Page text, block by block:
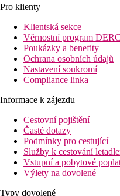
Pro klienty
Klientská sekce
Věrnostní program
Poukázky a benefity
Ochrana osobních údajů
Nastavení soukromí
Compliance linka
Informace k zájezdu
Cestovní pojištění
Časté dotazy
Podmínky pro cestující
Služby k cestování
Vstupní a pobytové
Výlety na dovolené
Typy dovolené